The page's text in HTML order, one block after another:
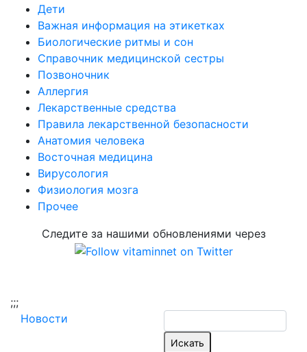
Дети
Важная информация на этикетках
Биологические ритмы и сон
Справочник медицинской сестры
Позвоночник
Аллергия
Лекарственные средства
Правила лекарственной безопасности
Aнатомия человека
Восточная медицина
Вирусология
Физиология мозга
Прочее
Следите за нашими обновлениями через
;;;
Новости